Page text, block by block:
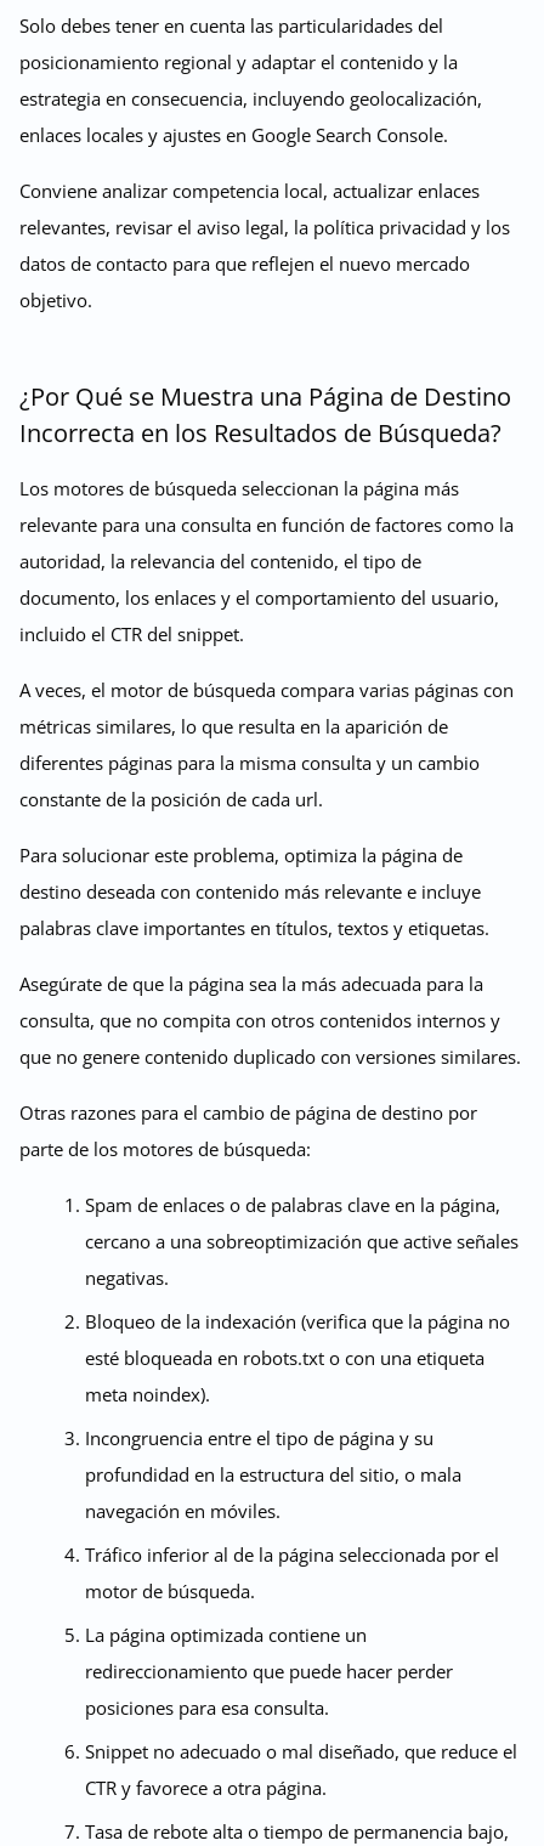
Solo debes tener en cuenta las particularidades del
posicionamiento regional y adaptar el contenido y la
estrategia en consecuencia, incluyendo geolocalización,
enlaces locales y ajustes en Google Search Console.
Conviene analizar competencia local, actualizar enlaces
relevantes, revisar el aviso legal, la política privacidad y los
datos de contacto para que reflejen el nuevo mercado
objetivo.
¿Por Qué se Muestra una Página de Destino
Incorrecta en los Resultados de Búsqueda?
Los motores de búsqueda seleccionan la página más
relevante para una consulta en función de factores como la
autoridad, la relevancia del contenido, el tipo de
documento, los enlaces y el comportamiento del usuario,
incluido el CTR del snippet.
A veces, el motor de búsqueda compara varias páginas con
métricas similares, lo que resulta en la aparición de
diferentes páginas para la misma consulta y un cambio
constante de la posición de cada url.
Para solucionar este problema, optimiza la página de
destino deseada con contenido más relevante e incluye
palabras clave importantes en títulos, textos y etiquetas.
Asegúrate de que la página sea la más adecuada para la
consulta, que no compita con otros contenidos internos y
que no genere contenido duplicado con versiones similares.
Otras razones para el cambio de página de destino por
parte de los motores de búsqueda:
Spam de enlaces o de palabras clave en la página,
cercano a una sobreoptimización que active señales
negativas.
Bloqueo de la indexación (verifica que la página no
esté bloqueada en robots.txt o con una etiqueta
meta noindex).
Incongruencia entre el tipo de página y su
profundidad en la estructura del sitio, o mala
navegación en móviles.
Tráfico inferior al de la página seleccionada por el
motor de búsqueda.
La página optimizada contiene un
redireccionamiento que puede hacer perder
posiciones para esa consulta.
Snippet no adecuado o mal diseñado, que reduce el
CTR y favorece a otra página.
Tasa de rebote alta o tiempo de permanencia bajo,